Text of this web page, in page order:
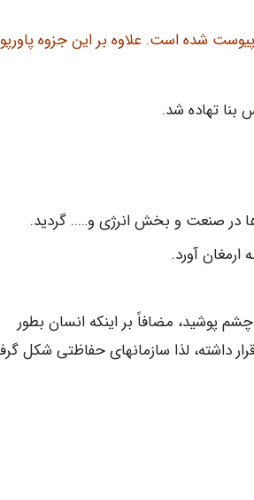
منظم که شامل نکات و خلاصه درس پرتو این در 87 صفحه پیوست شده است. علاوه بر این جزوه
در صنعت و بخش انرژی و….. گردید.
آورد.
پوشید، مضافاً بر اینکه انسان بطور
داشته، لذا سازمانهای حفاظتی شکل